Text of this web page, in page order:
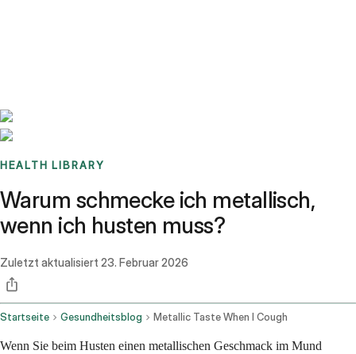
HEALTH LIBRARY
Warum schmecke ich metallisch,
wenn ich husten muss?
Zuletzt aktualisiert 23. Februar 2026
Startseite Gesundheitsblog Metallic Taste When I Cough
Wenn Sie beim Husten einen metallischen Geschmack im Mund